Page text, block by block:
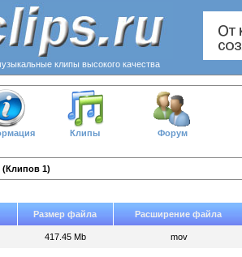
клипы высокого качества
Клипы Форум
(Клипов 1)
Размер файла Расширение файла
417.45 Mb mov